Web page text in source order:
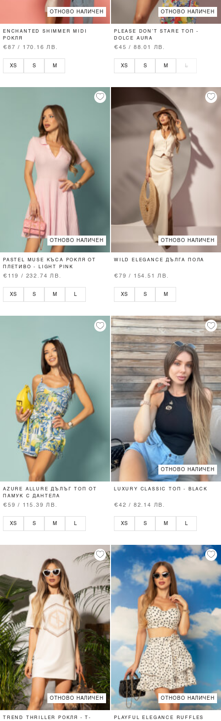
ОТНОВО НАЛИЧЕН
ENCHANTED SHIMMER MIDI
РОКЛЯ
€87 / 170.16 ЛВ.
XS S M
ОТНОВО НАЛИЧЕН
PLEASE DON’T STARE ТОП -
DOLCE AURA
€45 / 88.01 ЛВ.
XS S M L
ОТНОВО НАЛИЧЕН
PASTEL MUSE КЪСА РОКЛЯ ОТ
ПЛЕТИВО - LIGHT PINK
€119 / 232.74 ЛВ.
XS S M L
ОТНОВО НАЛИЧЕН
WILD ELEGANCE ДЪЛГА ПОЛА
€79 / 154.51 ЛВ.
XS S M
AZURE ALLURE ДЪЛЪГ ТОП ОТ
ПАМУК С ДАНТЕЛА
€59 / 115.39 ЛВ.
XS S M
ОТНОВО НАЛИЧЕН
LUXURY CLASSIC ТОП - BLACK
€42 / 82.14 ЛВ.
XS S M
ОТНОВО НАЛИЧЕН
TREND THRILLER РОКЛЯ - T-
ОТНОВО НАЛИЧЕН
PLAYFUL ELEGANCE RUFFLES